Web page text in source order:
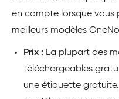
en compte lorsque vous
meilleurs modèles
Prix : La plupart des
téléchargeables
une étiquette